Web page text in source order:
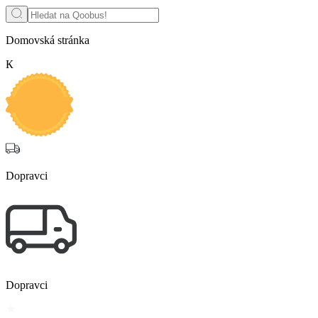
Domovská stránka
К
Dopravci
Dopravci